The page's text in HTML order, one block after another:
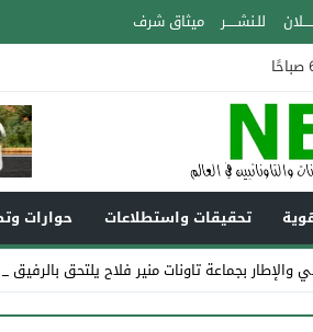
للـنشـــــر ميثاق شرف
تحقيقات واستطلاعات حوارات
والإطار بجماعة تاونات منير فلاح يلتحق بالرفيق